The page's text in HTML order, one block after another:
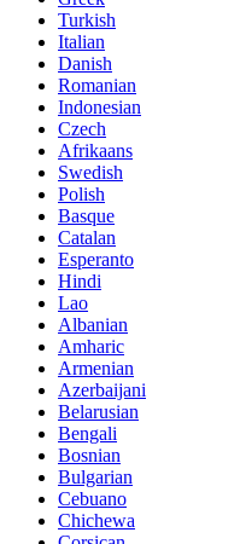
Turkish
Italian
Danish
Romanian
Indonesian
Czech
Afrikaans
Swedish
Polish
Basque
Catalan
Esperanto
Hindi
Lao
Albanian
Amharic
Armenian
Azerbaijani
Belarusian
Bengali
Bosnian
Bulgarian
Cebuano
Chichewa